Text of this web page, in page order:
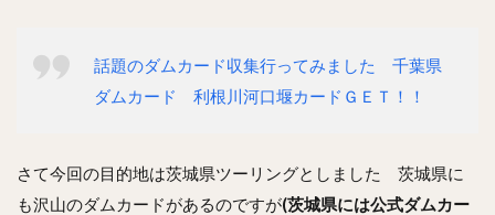
話題のダムカード収集行ってみました 千葉県
ダムカード 利根川河口堰カードＧＥＴ！！
さて今回の目的地は茨城県ツーリングとしました 茨城県に
も沢山のダムカードがあるのですが(茨城県には公式ダムカー